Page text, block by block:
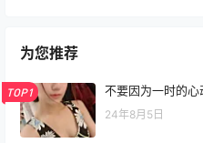
为您推荐
TOP1 不要因为一时的
24年8月5日